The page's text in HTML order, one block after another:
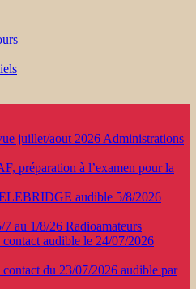
juillet/aout 2026 Administrations
préparation à l’examen pour la
audible 5/8/2026
au 1/8/26 Radioamateurs
audible le 24/07/2026
du 23/07/2026 audible par